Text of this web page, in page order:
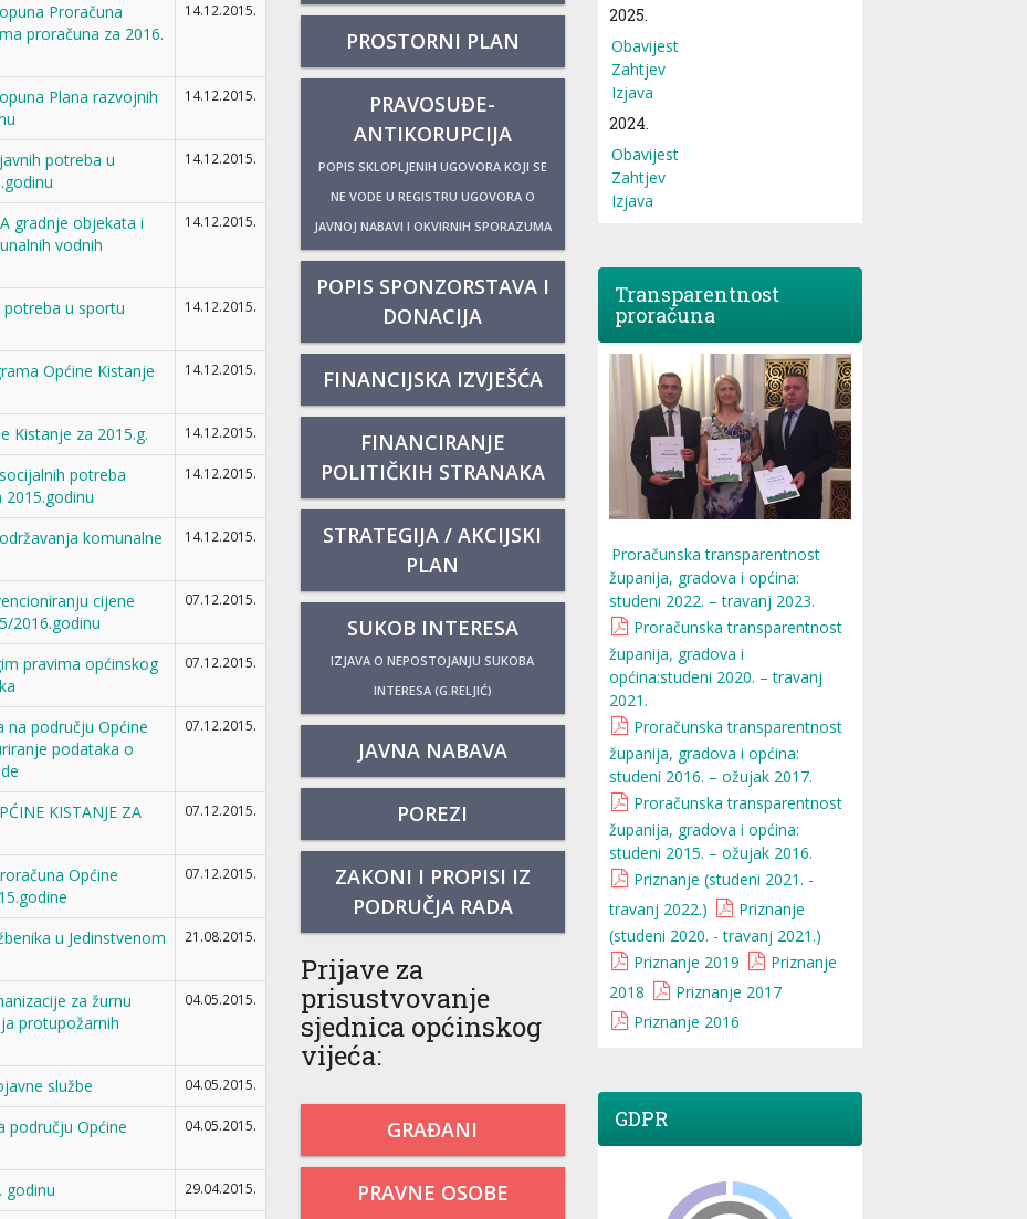
Proračuna
proračuna za 2016.
14.12.2015.
Plana razvojnih
14.12.2015.
potreba u
14.12.2015.
gradnje objekata i
vodnih
14.12.2015.
u sportu
14.12.2015.
Općine Kistanje
14.12.2015.
Kistanje za 2015.g. 14.12.2015.
socijalnih potreba
14.12.2015.
održavanja komunalne
14.12.2015.
cijene
2016.godinu
07.12.2015.
pravima općinskog
07.12.2015.
na području Općine
podataka o
07.12.2015.
KISTANJE ZA
07.12.2015.
Općine
07.12.2015.
u Jedinstvenom
21.08.2015.
za žurnu
protupožarnih
04.05.2015.
službe 04.05.2015.
području Općine
04.05.2015.
godinu 29.04.2015.
PROSTORNI PLAN
PRAVOSUĐE-
ANTIKORUPCIJA
POPIS SKLOPLJENIH UGOVORA KOJI SE
NE VODE U REGISTRU UGOVORA O
JAVNOJ NABAVI I OKVIRNIH SPORAZUMA
POPIS SPONZORSTAVA I
DONACIJA
FINANCIJSKA IZVJEŠĆA
FINANCIRANJE
POLITIČKIH STRANAKA
STRATEGIJA / AKCIJSKI
PLAN
SUKOB INTERESA
IZJAVA O NEPOSTOJANJU SUKOBA
INTERESA (G.RELJIĆ)
JAVNA NABAVA
POREZI
ZAKONI I PROPISI IZ
PODRUČJA RADA
Prijave za
prisustvovanje
sjednica općinskog
vijeća:
GRAĐANI
PRAVNE OSOBE
2025.
Obavijest
Zahtjev
Izjava
2024.
Obavijest
Zahtjev
Izjava
Transparentnost
proračuna
Proračunska transparentnost
županija, gradova i općina:
studeni 2022. – travanj 2023.
Proračunska transparentnost
županija, gradova i
općina:studeni 2020. – travanj
2021.
Proračunska transparentnost
županija, gradova i općina:
studeni 2016. – ožujak 2017.
Proračunska transparentnost
županija, gradova i općina:
studeni 2015. – ožujak 2016.
Priznanje (studeni 2021. -
travanj 2022.)
Priznanje
(studeni 2020. - travanj 2021.)
Priznanje 2019
Priznanje
2018
Priznanje 2017
Priznanje 2016
GDPR